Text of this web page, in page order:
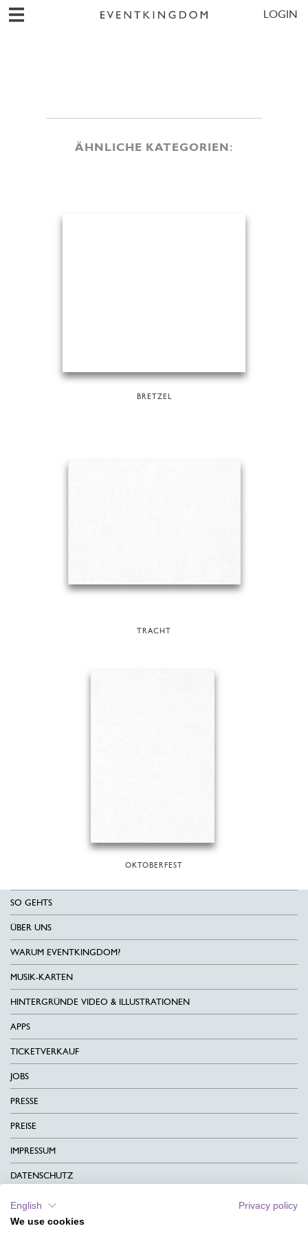
LOGIN
ÄHNLICHE KATEGORIEN:
BRETZEL
TRACHT
OKTOBERFEST
SO GEHTS
ÜBER UNS
WARUM EVENTKINGDOM?
MUSIK-KARTEN
HINTERGRÜNDE VIDEO & ILLUSTRATIONEN
APPS
TICKETVERKAUF
JOBS
PRESSE
PREISE
IMPRESSUM
DATENSCHUTZ
KONTAKT
AGB
English
Privacy policy
We use cookies